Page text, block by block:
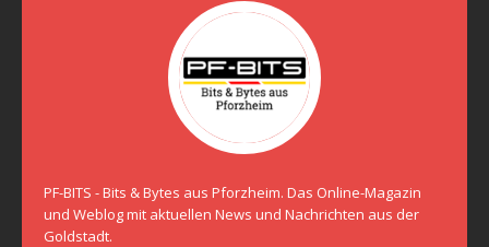
PF-BITS - Bits & Bytes aus Pforzheim. Das Online-Magazin
und Weblog mit aktuellen News und Nachrichten aus der
Goldstadt.